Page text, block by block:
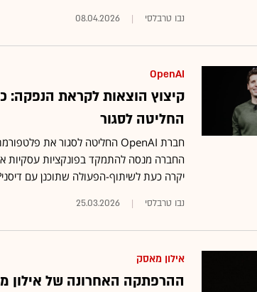
נבו טרבלסי 08.04.2026
OpenAI
החליטה לסגור
החברה מנסה להתמקד בפונקציות
יקרה כעת לשיתוף-הפעולה שתוכנן עם
נבו טרבלסי 25.03.2026
אילון מאסק
ההרפתקה האחרונה של אילון